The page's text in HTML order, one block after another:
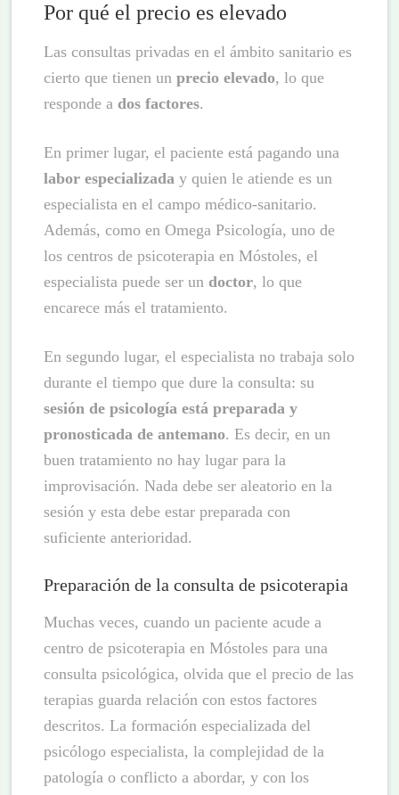
Por qué el precio es elevado
Las consultas privadas en el ámbito sanitario es
cierto que tienen unprecio elevado, lo que
responde ados factores.
En primer lugar, el paciente está pagando una
labor especializada y quien le atiende es un
especialista en el campo médico-sanitario.
Además, como en Omega Psicología, uno de
los centros de psicoterapia en Móstoles, el
especialista puede ser undoctor, lo que
encarece más el tratamiento.
En segundo lugar, el especialista no trabaja solo
durante el tiempo que dure la consulta: su
sesión de psicología está preparada y
pronosticada de antemano. Es decir, en un
buen tratamiento no hay lugar para la
improvisación. Nada debe ser aleatorio en la
sesión y esta debe estar preparada con
suficiente anterioridad.
Preparación de la consulta de psicoterapia
Muchas veces, cuando un paciente acude a
centro de psicoterapia en Móstoles para una
consulta psicológica, olvida que el precio de las
terapias guarda relación con estos factores
descritos. La formación especializada del
psicólogo especialista, la complejidad de la
patología o conflicto a abordar, y con los